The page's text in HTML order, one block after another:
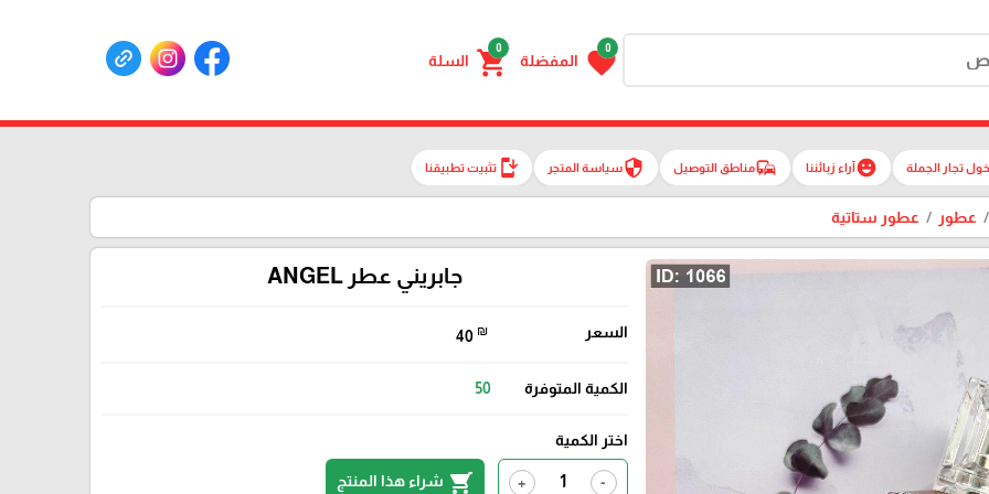
0
favorite المفضلة
0
shopping_cart السلة
تجار الجملة emoji_emotionsآراء زبائننا commuteمناطق التوصيل securityسياسة المتجر install_mobileتثبيت تطبيقنا
عطور عطور ستاتية
جابريني عطر ANGEL
السعر 40 ₪
الكمية المتوفرة 50
اختر الكمية
-
+
shopping_cart شراء هذا المنتج